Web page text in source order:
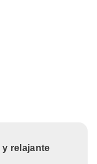
relajante